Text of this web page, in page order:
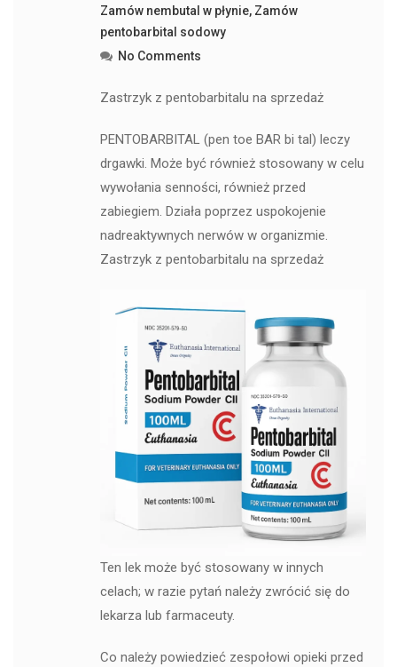
Zamów nembutal w płynie, Zamów
pentobarbital sodowy
No Comments
Zastrzyk z pentobarbitalu na sprzedaż
PENTOBARBITAL (pen toe BAR bi tal) leczy
drgawki. Może być również stosowany w celu
wywołania senności, również przed
zabiegiem. Działa poprzez uspokojenie
nadreaktywnych nerwów w organizmie.
Zastrzyk z pentobarbitalu na sprzedaż
Ten lek może być stosowany w innych
celach; w razie pytań należy zwrócić się do
lekarza lub farmaceuty.
Co należy powiedzieć zespołowi opieki przed